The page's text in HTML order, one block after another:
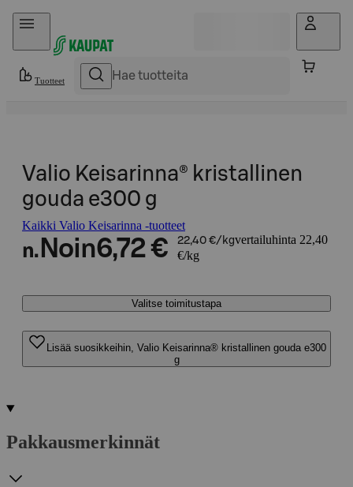
Hyppää sisältöön
Tuotteet
Valio Keisarinna® kristallinen
gouda e300 g
Kaikki Valio Keisarinna -tuotteet
n. Noin6,72 € 22,40 €/kgvertailuhinta 22,40
€/kg
Valitse toimitustapa
Lisää suosikkeihin, Valio Keisarinna® kristallinen gouda e300
g
Pakkausmerkinnät